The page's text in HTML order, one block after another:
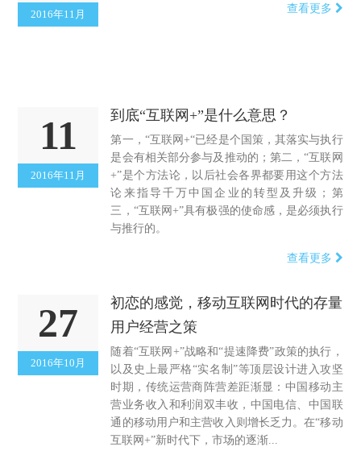
2016年11月 查看更多
11
2016年11月
到底“互联网+”是什么意思？
第一，“互联网+“已经是个国策，其落实与执行
是会有相关部分参与及推动的；第二，“互联网
+”是个方法论，以后社会各界都要用这个方法
论来指导千万中国企业的转型及升级；第
三，“互联网+”具有极强的使命感，是必须执行
与推行的。
查看更多
27
2016年10月
初恋的感觉，移动互联网时代的存量
用户经营之策
随着“互联网+”战略和“提速降费”政策的执行，
以及史上最严格“实名制”等顶层设计进入攻坚
时期，传统运营商阵营差距渐显：中国移动主
营业务收入和利润双丰收，中国电信、中国联
通的移动用户和主营收入则增长乏力。在“移动
互联网+”新时代下，市场的逐渐...